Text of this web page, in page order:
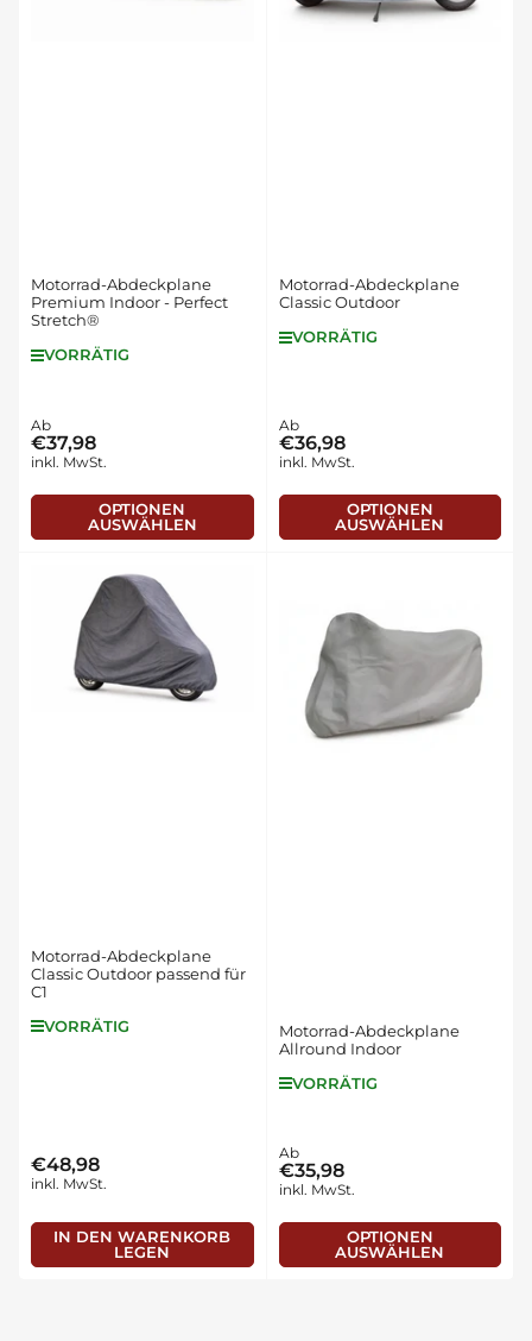
Motorrad-Abdeckplane
Premium Indoor - Perfect
Stretch®
VORRÄTIG
Normaler
Preis
Ab
€37,98
inkl. MwSt.
OPTIONEN
AUSWÄHLEN
Motorrad-Abdeckplane
Classic Outdoor
VORRÄTIG
Normaler
Preis
Ab
€36,98
inkl. MwSt.
OPTIONEN
AUSWÄHLEN
Motorrad-Abdeckplane
Classic Outdoor passend für
C1
VORRÄTIG
Normaler
Preis
€48,98
inkl. MwSt.
IN DEN WARENKORB
LEGEN
Motorrad-Abdeckplane
Allround Indoor
VORRÄTIG
Normaler
Preis
Ab
€35,98
inkl. MwSt.
OPTIONEN
AUSWÄHLEN